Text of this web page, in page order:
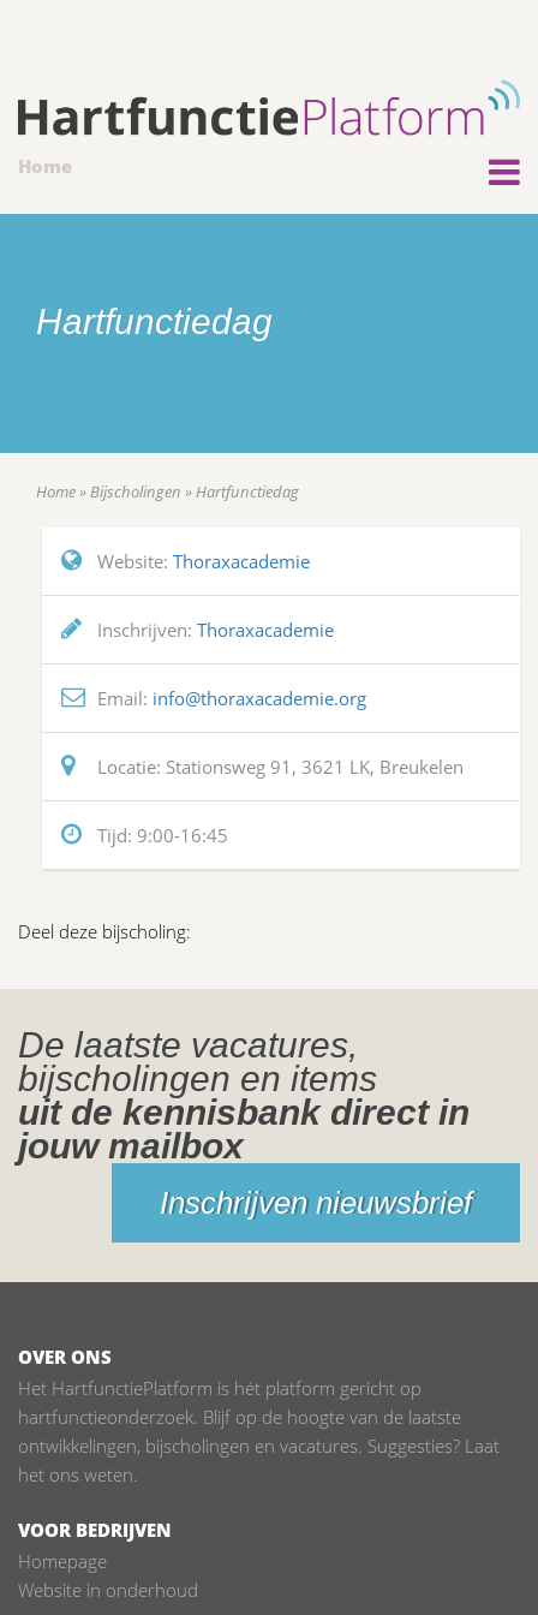
Home
Hartfunctiedag
Home»Bijscholingen »Hartfunctiedag
Website: Thoraxacademie
Inschrijven: Thoraxacademie
Email: info@thoraxacademie.org
Locatie: Stationsweg 91, 3621 LK, Breukelen
Tijd: 9:00-16:45
Deel deze bijscholing:
De laatste vacatures,
bijscholingen en items
uit de kennisbank direct in
jouw mailbox
Inschrijven nieuwsbrief
OVER ONS
Het HartfunctiePlatform is hét platform gericht op
hartfunctieonderzoek. Blijf op de hoogte van de laatste
ontwikkelingen, bijscholingen en vacatures. Suggesties? Laat
het ons weten.
VOOR BEDRIJVEN
Homepage
Website in onderhoud